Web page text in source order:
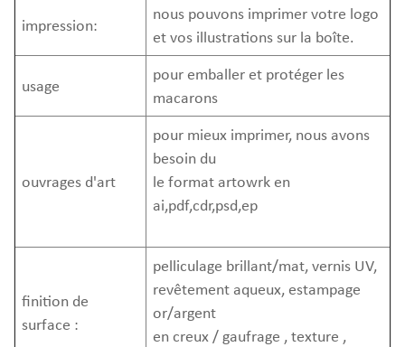
impression:
nous pouvons imprimer votre logo
et vos illustrations sur la boîte.
usage
pour emballer et protéger les
macarons
ouvrages d'art
pour mieux imprimer, nous avons
besoin du
le format artowrk en
ai,pdf,cdr,psd,ep
finition de
surface :
pelliculage brillant/mat, vernis UV,
revêtement aqueux, estampage
or/argent
en creux / gaufrage , texture ,